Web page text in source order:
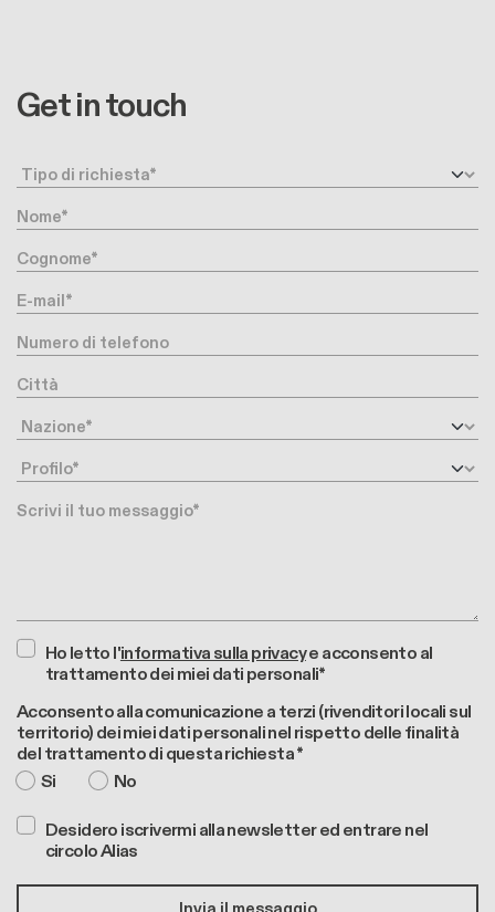
Get in touch
Request type
Nome
Cognome
E-mail
Numero di telefono
Città
Nazione
Profilo
Messaggio
Ho letto l'informativa sulla privacye acconsento al
trattamento dei miei dati personali*
Acconsento alla comunicazione a terzi (rivenditori locali sul
territorio) dei miei dati personali nel rispetto delle finalità
del trattamento di questa richiesta *
Si
No
Desidero iscrivermi alla newsletter ed entrare nel
circolo Alias